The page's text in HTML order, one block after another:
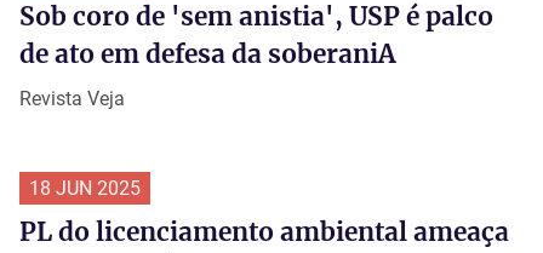
Sob coro de 'sem anistia', USP é palco
de ato em defesa da soberaniA
Revista Veja
18 JUN 2025
PL do licenciamento ambiental ameaça